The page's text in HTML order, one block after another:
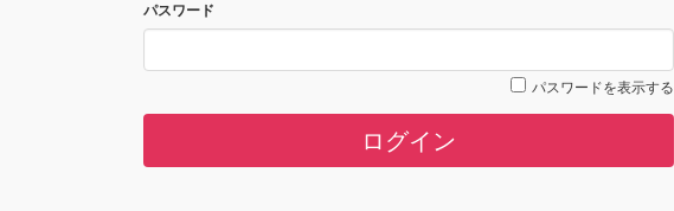
パスワード
パスワードを表示する
ログイン